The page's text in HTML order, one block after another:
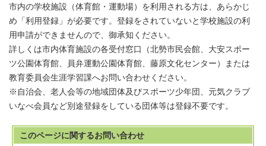
市内の学校施設（体育館・運動場）を利用される方は、あらかじ
め「利用登録」が必要です。登録をされていないと学校施設の利
用申請ができませんので、御承知ください。
詳しくは市内体育施設の各受付窓口（北勢市民会館、大安スポー
ツ公園体育館、員弁運動公園体育館、藤原文化センター）または
教育委員会生涯学習課へお問い合わせください。
※自治会、老人会等の地域団体及びスポーツ少年団、元気クラブ
いなべ会員など別途登録をしている団体等は登録不要です。
このページに関するお問い合わせ